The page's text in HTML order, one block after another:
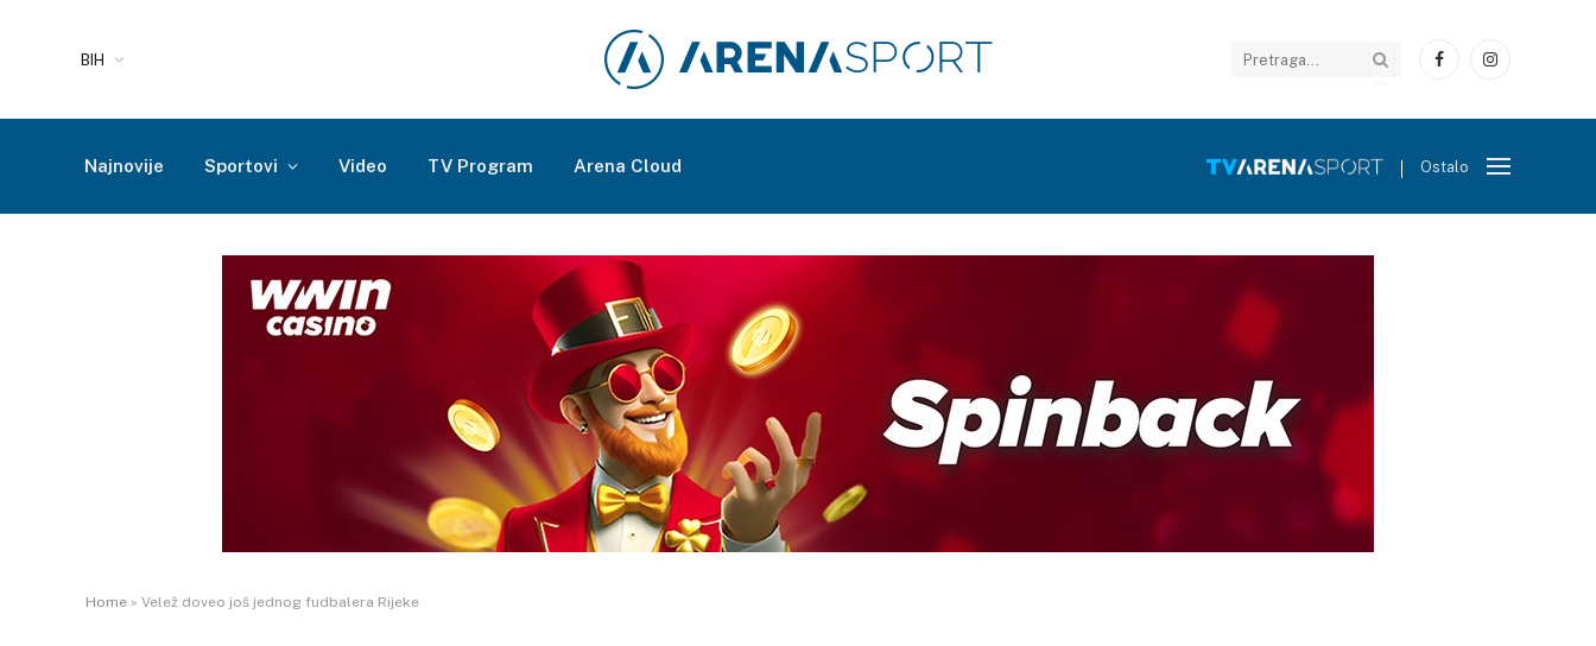
BIH
FacebookInstagram
Najnovije Sportovi Video TV Program Arena Cloud Ostalo
Home » Velež doveo još jednog fudbalera Rijeke